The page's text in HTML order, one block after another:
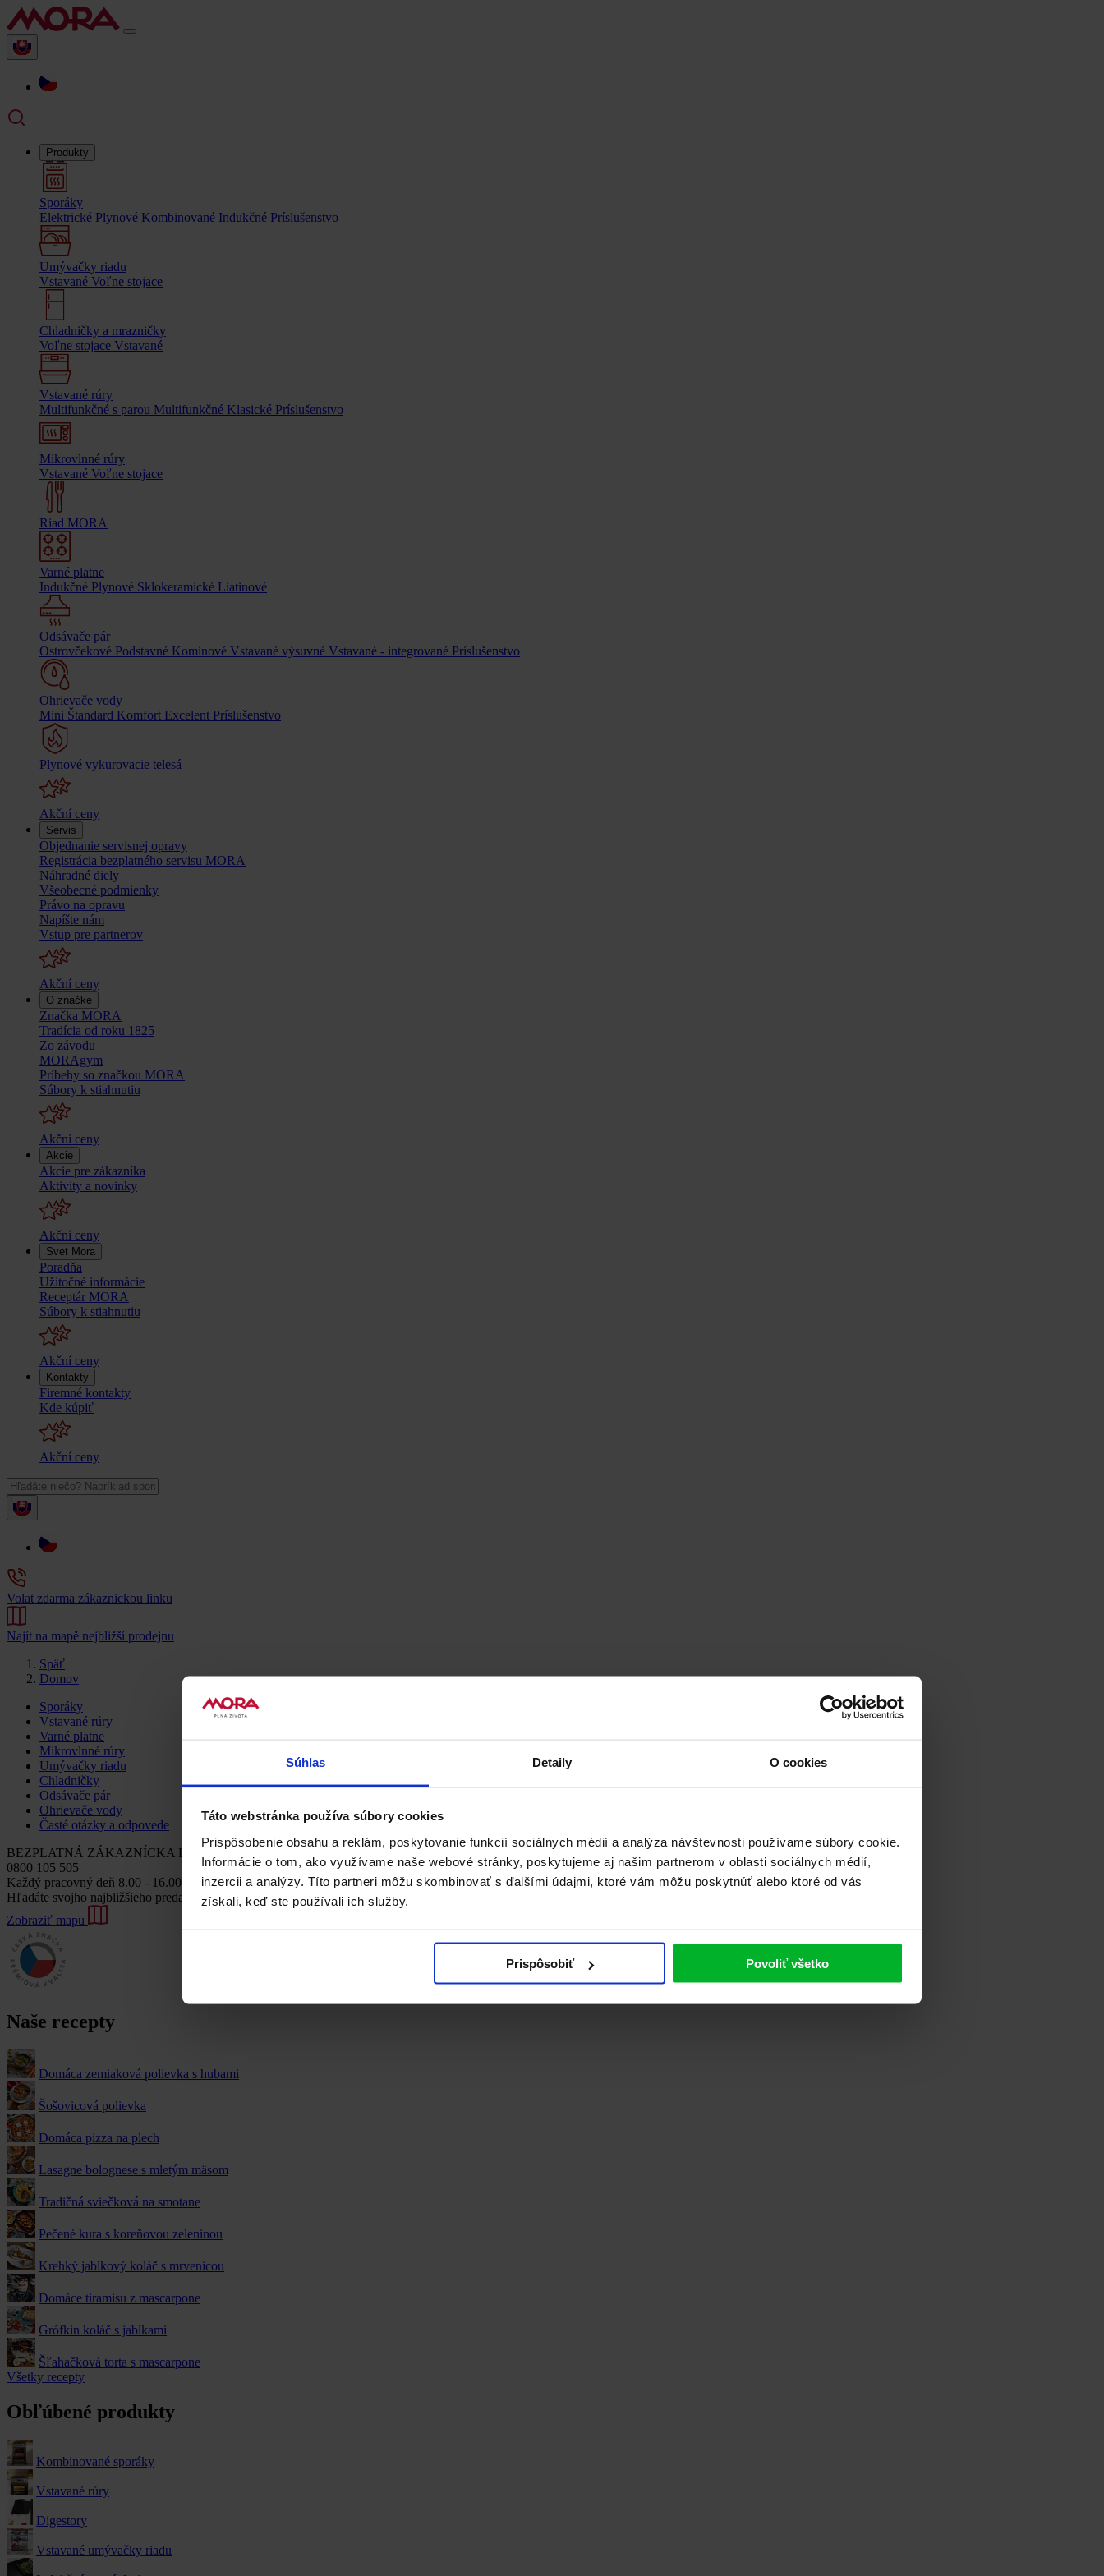
Súhlas Detaily O cookies
Táto webstránka používa súbory cookies
Prispôsobenie obsahu a reklám, poskytovanie funkcií sociálnych médií a analýza návštevnosti používame súbory cookie.
Informácie o tom, ako využívame naše webové stránky, poskytujeme aj našim partnerom v oblasti sociálnych médií,
inzercii a analýzy. Títo partneri môžu skombinovať s ďalšími údajmi, ktoré vám môžu poskytnúť alebo ktoré od vás
získali, keď ste používali ich služby.
Prispôsobiť Povoliť všetko
Produkty
Sporáky
Elektrické Plynové Kombinované Indukčné Príslušenstvo
Umývačky riadu
Vstavané Voľne stojace
Chladničky a mrazničky
Voľne stojace Vstavané
Vstavané rúry
Multifunkčné s parou Multifunkčné Klasické Príslušenstvo
Mikrovlnné rúry
Vstavané Voľne stojace
Riad MORA
Varné platne
Indukčné Plynové Sklokeramické Liatinové
Odsávače pár
Ostrovčekové Podstavné Komínové Vstavané výsuvné Vstavané - integrované Príslušenstvo
Ohrievače vody
Mini Štandard Komfort Excelent Príslušenstvo
Plynové vykurovacie telesá
Akční ceny
Servis
Objednanie servisnej opravy
Registrácia bezplatného servisu MORA
Náhradné diely
Všeobecné podmienky
Právo na opravu
Napíšte nám
Vstup pre partnerov
Akční ceny
O značke
Značka MORA
Tradícia od roku 1825
Zo závodu
MORAgym
Príbehy so značkou MORA
Súbory k stiahnutiu
Akční ceny
Akcie
Akcie pre zákazníka
Aktivity a novinky
Akční ceny
Svet Mora
Poradňa
Užitočné informácie
Receptár MORA
Súbory k stiahnutiu
Akční ceny
Kontakty
Firemné kontakty
Kde kúpiť
Akční ceny
Volat zdarma zákaznickou linku
Najít na mapě nejbližší prodejnu
Späť
Domov
Sporáky
Vstavané rúry
Varné platne
Mikrovlnné rúry
Umývačky riadu
Chladničky
Odsávače pár
Ohrievače vody
Časté otázky a odpovede
BEZPLATNÁ ZÁKAZNÍCKA LINKA
0800 105 505
Každý pracovný deň 8.00 - 16.00 h
Hľadáte svojho najbližšieho predajcu alebo značkovú predajňu?
Zobraziť mapu
Naše recepty
Domáca zemiaková polievka s hubami
Šošovicová polievka
Domáca pizza na plech
Lasagne bolognese s mletým mäsom
Tradičná sviečková na smotane
Pečené kura s koreňovou zeleninou
Krehký jablkový koláč s mrvenicou
Domáce tiramisu z mascarpone
Grófkin koláč s jablkami
Šľahačková torta s mascarpone
Všetky recepty
Obľúbené produkty
Kombinované sporáky
Vstavané rúry
Digestory
Vstavané umývačky riadu